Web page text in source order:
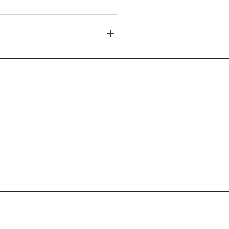
et affichés au
la créatrice Petit Poirier
14 jours. En savoir plus :